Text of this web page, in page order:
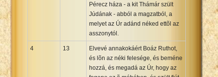
Pérecz háza - a kit Thámár szült
Júdának - abból a magzatból, a
melyet az Úr adánd néked ettõl az
asszonytól.
4 13
Elvevé annakokáért Boáz Ruthot,
és lõn az néki felesége, és beméne
hozzá, és megadá az Úr, hogy az